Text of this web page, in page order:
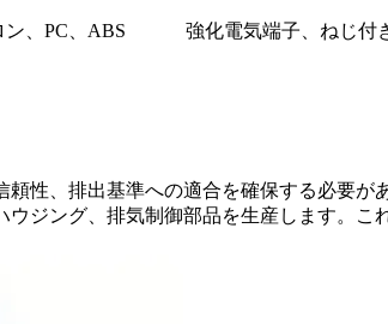
、PC、ABS 強化電気端子、ねじ付
性、排出基準への適合を確保する必要
ジング、排気制御部品を生産します。